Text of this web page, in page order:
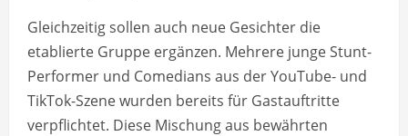
Gleichzeitig sollen auch neue Gesichter die
etablierte Gruppe ergänzen. Mehrere junge Stunt-
Performer und Comedians aus der YouTube- und
TikTok-Szene wurden bereits für Gastauftritte
verpflichtet. Diese Mischung aus bewährten